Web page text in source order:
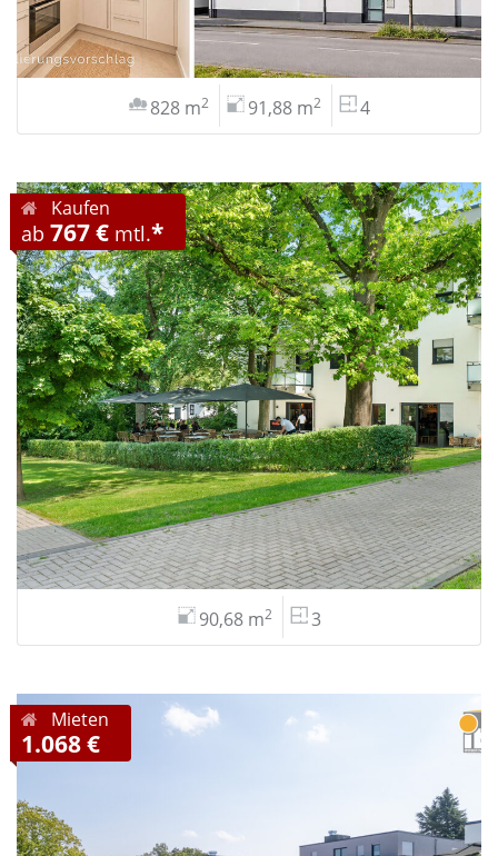
828 m2 91,88 m2 4
Kaufen
ab 767 € mtl.*
90,68 m2 3
Mieten
1.068 €